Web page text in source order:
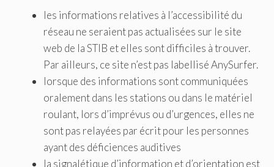
les informations relatives à l’accessibilité du
réseau ne seraient pas actualisées sur le site
web de la STIB et elles sont difficiles à trouver.
Par ailleurs, ce site n’est pas labellisé AnySurfer.
lorsque des informations sont communiquées
oralement dans les stations ou dans le matériel
roulant, lors d’imprévus ou d’urgences, elles ne
sont pas relayées par écrit pour les personnes
ayant des déficiences auditives
la signalétique d’information et d’orientation est